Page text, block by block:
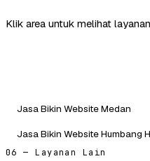
Klik area untuk melihat
Jasa Bikin Website Medan
Jasa Bikin Website Humbang
06 — Layanan Lain